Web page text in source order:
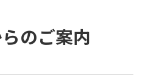
のご案内